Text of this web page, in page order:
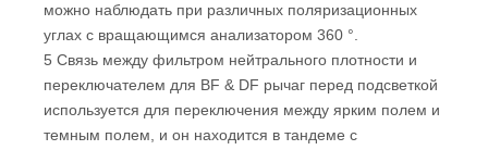
можно наблюдать при различных поляризационных
углах с вращающимся анализатором 360 °.
5 Связь между фильтром нейтрального плотности и
переключателем для BF & DF рычаг перед подсветкой
используется для переключения между ярким полем и
темным полем, и он находится в тандеме с